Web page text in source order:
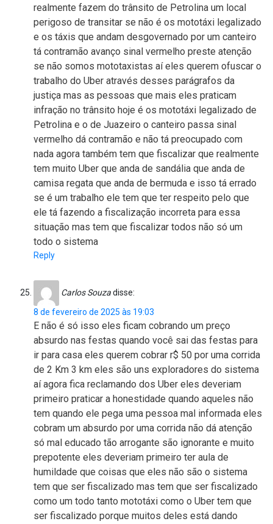
realmente fazem do trânsito de Petrolina um local
perigoso de transitar se não é os mototáxi legalizado
e os táxis que andam desgovernado por um canteiro
tá contramão avanço sinal vermelho preste atenção
se não somos mototaxistas aí eles querem ofuscar o
trabalho do Uber através desses parágrafos da
justiça mas as pessoas que mais eles praticam
infração no trânsito hoje é os mototáxi legalizado de
Petrolina e o de Juazeiro o canteiro passa sinal
vermelho dá contramão e não tá preocupado com
nada agora também tem que fiscalizar que realmente
tem muito Uber que anda de sandália que anda de
camisa regata que anda de bermuda e isso tá errado
se é um trabalho ele tem que ter respeito pelo que
ele tá fazendo a fiscalização incorreta para essa
situação mas tem que fiscalizar todos não só um
todo o sistema
Reply
Carlos Souzadisse:
8 de fevereiro de 2025 às 19:03
E não é só isso eles ficam cobrando um preço
absurdo nas festas quando você sai das festas para
ir para casa eles querem cobrar r$ 50 por uma corrida
de 2 Km 3 km eles são uns exploradores do sistema
aí agora fica reclamando dos Uber eles deveriam
primeiro praticar a honestidade quando aqueles não
tem quando ele pega uma pessoa mal informada eles
cobram um absurdo por uma corrida não dá atenção
só mal educado tão arrogante são ignorante e muito
prepotente eles deveriam primeiro ter aula de
humildade que coisas que eles não são o sistema
tem que ser fiscalizado mas tem que ser fiscalizado
como um todo tanto mototáxi como o Uber tem que
ser fiscalizado porque muitos deles está dando